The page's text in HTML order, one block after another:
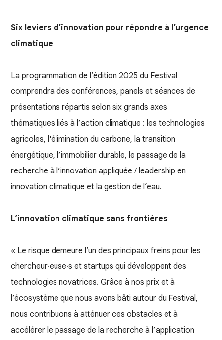
Six leviers d’innovation pour répondre à l’urgence
climatique
La programmation de l’édition 2025 du Festival
comprendra des conférences, panels et séances de
présentations répartis selon six grands axes
thématiques liés à l’action climatique : les technologies
agricoles, l'élimination du carbone, la transition
énergétique, l’immobilier durable, le passage de la
recherche à l’innovation appliquée / leadership en
innovation climatique et la gestion de l’eau.
L’innovation climatique sans frontières
« Le risque demeure l’un des principaux freins pour les
chercheur·euse·s et startups qui développent des
technologies novatrices. Grâce à nos prix et à
l’écosystème que nous avons bâti autour du Festival,
nous contribuons à atténuer ces obstacles et à
accélérer le passage de la recherche à l’application